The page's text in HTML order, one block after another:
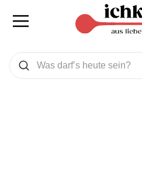
Was wollen Sie suchen
Suchen